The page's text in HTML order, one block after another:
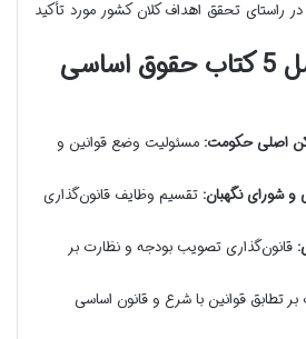
راستای تحقق اهداف کلان کشور مورد تأکید
نکات کلیدی فصل 5 کتاب حقوق اساسی
اصلی حکومت: مسئولیت وضع قوانین و
شورای نگهبان: تقسیم وظایف قانون‌گذاری
قانون‌گذاری تصویب بودجه و نظارت بر
بر تطابق قوانین با شرع و قانون اساسی